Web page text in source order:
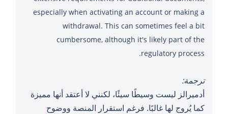
especially when activating an account or making a
withdrawal. This can sometimes feel a bit
cumbersome, although it's likely part of the
regulatory process.
ترجمة:
أدميرالز ليست وسيطًا سيئًا، لكنني لا أعتقد أنها مميزة
كما يُروج لها غالبًا. فرغم استقرار المنصة ووضوح